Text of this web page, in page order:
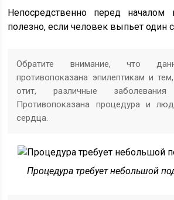
Непосредственно перед началом
полезно, если человек выпьет один
Обратите внимание, что
противопоказана эпилептикам и
отит, различные
Противопоказана процедура и
сердца.
Процедура требует небольшой